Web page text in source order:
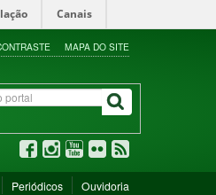
Canais
MAPA DO SITE
Periódicos Ouvidoria